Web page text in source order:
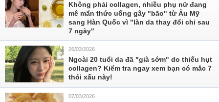
Không phải collagen, nhiều phụ nữ đang
mê mẩn thức uống gây "bão" từ Âu Mỹ
sang Hàn Quốc vì "làn da thay đổi chỉ sau
7 ngày"
26/03/2026
Ngoài 20 tuổi da đã "già sớm" do thiếu hụt
collagen? Kiểm tra ngay xem bạn có mắc 7
thói xấu này!
07/03/2026